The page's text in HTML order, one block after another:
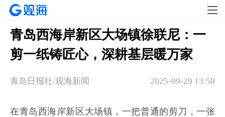
青岛西海岸新区大场镇徐联尼：一
剪一纸铸匠心，深耕基层暖万家
2025-09-29 13:50
青岛日报社/观海新闻
在青岛西海岸新区大场镇，一把普通的剪刀，一张